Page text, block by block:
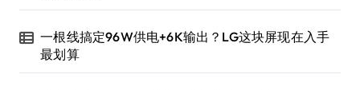
一根线搞定96W供电+6K输出？LG这块屏现在入手
最划算